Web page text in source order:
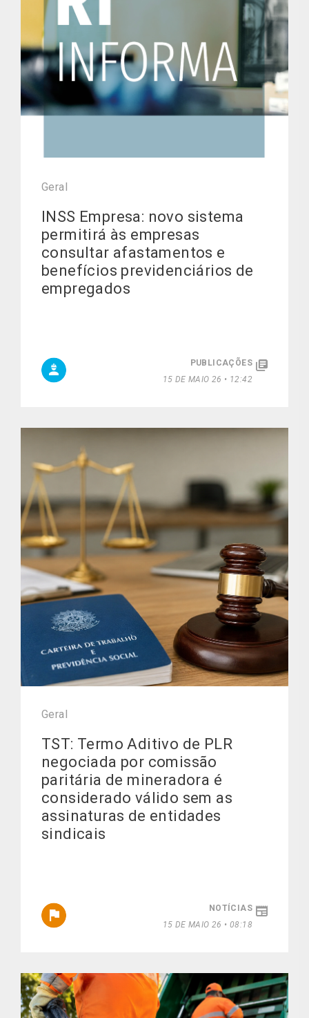
Geral
INSS Empresa: novo sistema
permitirá às empresas
consultar afastamentos e
benefícios previdenciários de
empregados
PUBLICAÇÕES
15 DE MAIO 26 • 12:42
Geral
TST: Termo Aditivo de PLR
negociada por comissão
paritária de mineradora é
considerado válido sem as
assinaturas de entidades
sindicais
NOTÍCIAS
15 DE MAIO 26 • 08:18